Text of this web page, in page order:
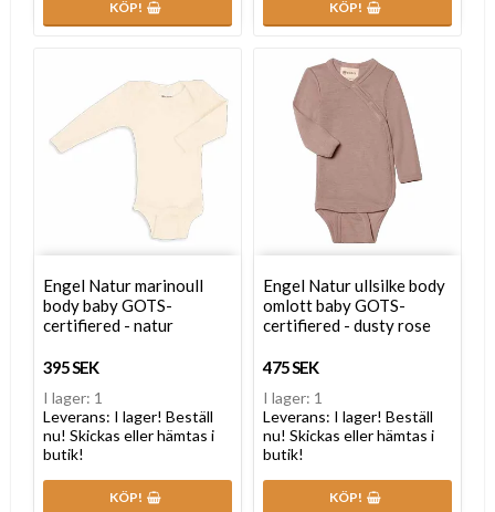
KÖP! KÖP!
Engel Natur marinoull
body baby GOTS-
certifiered - natur
395 SEK
I lager: 1
Leverans: I lager! Beställ
nu! Skickas eller hämtas i
butik!
KÖP!
Engel Natur ullsilke body
omlott baby GOTS-
certifiered - dusty rose
475 SEK
I lager: 1
Leverans: I lager! Beställ
nu! Skickas eller hämtas i
butik!
KÖP!